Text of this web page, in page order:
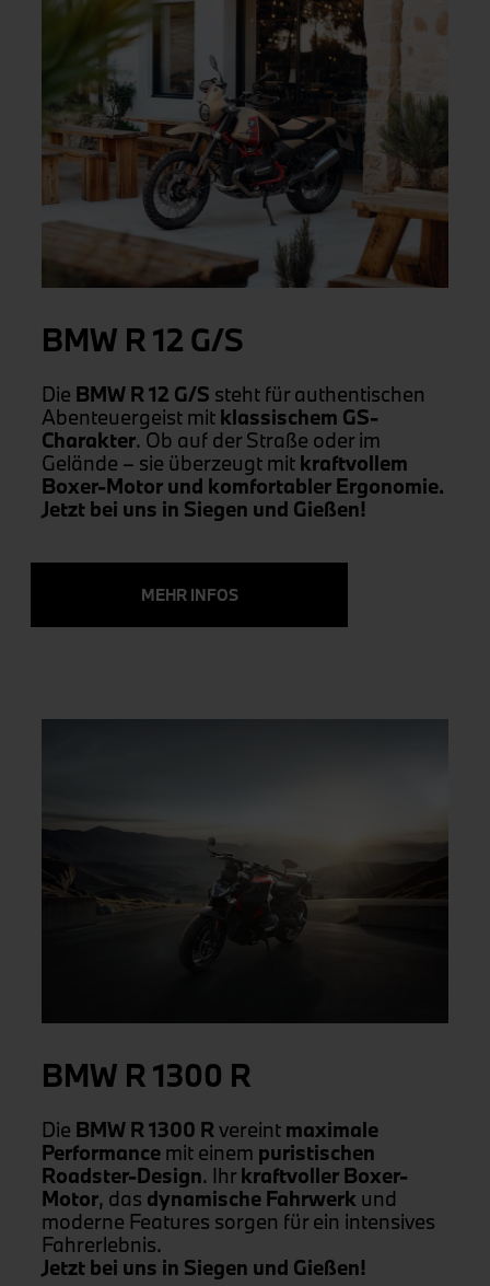
BMW R 12 G/S
Die BMW R 12 G/S steht für authentischen
Abenteuergeist mit klassischem GS-
Charakter. Ob auf der Straße oder im
Gelände – sie überzeugt mit kraftvollem
Boxer-Motor und komfortabler Ergonomie.
Jetzt bei uns in Siegen und Gießen!
MEHR INFOS
BMW R 1300 R
Die BMW R 1300 R vereint maximale
Performance mit einem puristischen
Roadster-Design. Ihrkraftvoller Boxer-
Motor, das dynamische Fahrwerk und
moderne Features sorgen für ein intensives
Fahrerlebnis.
Jetzt bei uns in Siegen und Gießen!